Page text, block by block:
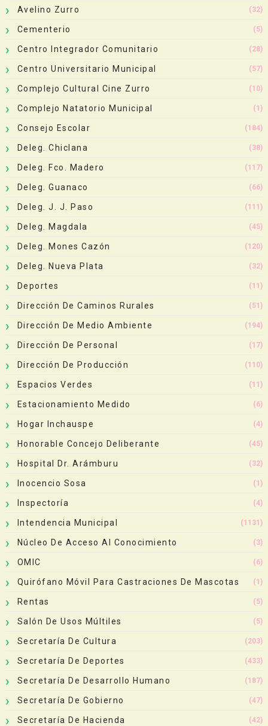
Avelino Zurro (32)
Cementerio (5)
Centro Integrador Comunitario (28)
Centro Universitario Municipal (57)
Complejo Cultural Cine Zurro (10)
Complejo Natatorio Municipal (1)
Consejo Escolar (184)
Deleg. Chiclana (38)
Deleg. Fco. Madero (117)
Deleg. Guanaco (66)
Deleg. J. J. Paso (111)
Deleg. Magdala (45)
Deleg. Mones Cazón (120)
Deleg. Nueva Plata (32)
Deportes (11)
Dirección De Caminos Rurales (51)
Dirección De Medio Ambiente (194)
Dirección De Personal (17)
Dirección De Producción (110)
Espacios Verdes (11)
Estacionamiento Medido (6)
Hogar Inchauspe (4)
Honorable Concejo Deliberante (45)
Hospital Dr. Arámburu (32)
Inocencio Sosa (1)
Inspectoría (4)
Intendencia Municipal (1131)
Núcleo De Acceso Al Conocimiento (3)
OMIC (6)
Quirófano Móvil Para Castraciones De Mascotas (1)
Rentas (5)
Salón De Usos Múltiles (5)
Secretaría De Cultura (203)
Secretaría De Deportes (433)
Secretaría De Desarrollo Humano (187)
Secretaría De Gobierno (47)
Secretaría De Hacienda (42)